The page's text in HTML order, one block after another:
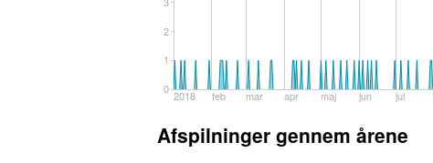
0
1
2
2018 feb mar apr maj jun jul
Afspilninger gennem årene